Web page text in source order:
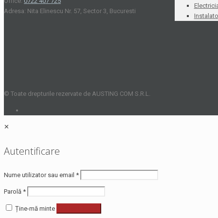
Adresa: Nita Elinescu Nr. 57, Sector 3, Bucuresti
© Toate drepturile rezervate de AUSTING COM S.R.L.
✕
Autentificare
Nume utilizator sau email *
Parolă *
Ține-mă minte